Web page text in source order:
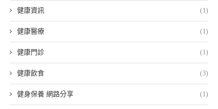
健康資訊 (1)
健康醫療 (1)
健康門診 (1)
健康飲食 (3)
健身保養 網路分享 (1)